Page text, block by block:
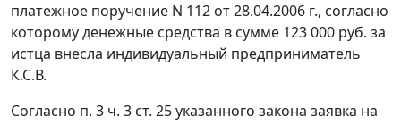
платежное поручение N 112 от 28.04.2006 г., согласно
которому денежные средства в сумме 123 000 руб. за
истца внесла индивидуальный предприниматель
К.С.В.
Согласно п. 3 ч. 3 ст. 25указанного закона заявка на